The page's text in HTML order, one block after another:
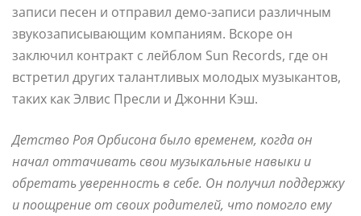
записи песен и отправил демо-записи различным
звукозаписывающим компаниям. Вскоре он
заключил контракт с лейблом Sun Records, где он
встретил других талантливых молодых музыкантов,
таких как Элвис Пресли и Джонни Кэш.
Детство Роя Орбисона было временем, когда он
начал оттачивать свои музыкальные навыки и
обретать уверенность в себе. Он получил поддержку
и поощрение от своих родителей, что помогло ему